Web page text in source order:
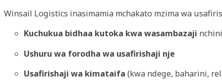
Winsail Logistics inasimamia mchakato mzima wa
Kuchukua bidhaa kutoka kwa wasambazaji
Ushuru wa forodha wa usafirishaji nje
Usafirishaji wa kimataifa (kwa ndege, baharini,